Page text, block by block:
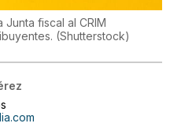
fiscal al CRIM
(Shutterstock)